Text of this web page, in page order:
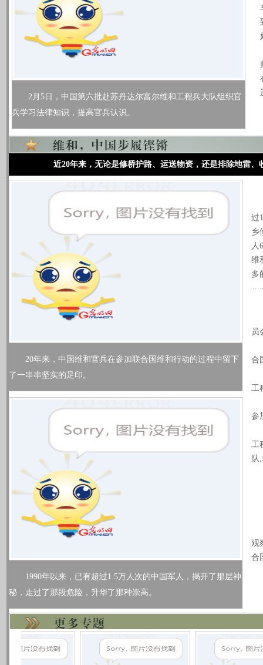
2月5日，中国第六批赴苏丹达尔富尔维和工程兵大队组织官
兵学习法律知识，提高官兵认识。
近20年来，无论是修桥护路、运送物资，还是排除地雷
20年来，中国维和官兵在参加联合国维和行动的过程中留下
了一串串坚实的足印。
1990年以来，已有超过1.5万人次的中国军人，揭开了那层神
秘，走过了那段危险，升华了那种崇高。
过
乡
人
维
多
员
合
工
参
工
队
观
合